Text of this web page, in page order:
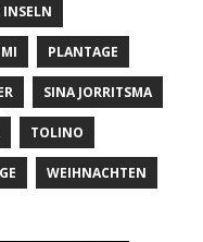
INSELN
PLANTAGE
SINA JORRITSMA
TOLINO
WEIHNACHTEN